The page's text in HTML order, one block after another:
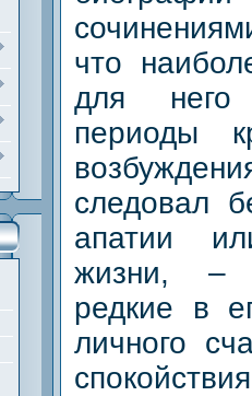
что
для него
периоды
следовал
апатии
жизни, –
редкие в
личного